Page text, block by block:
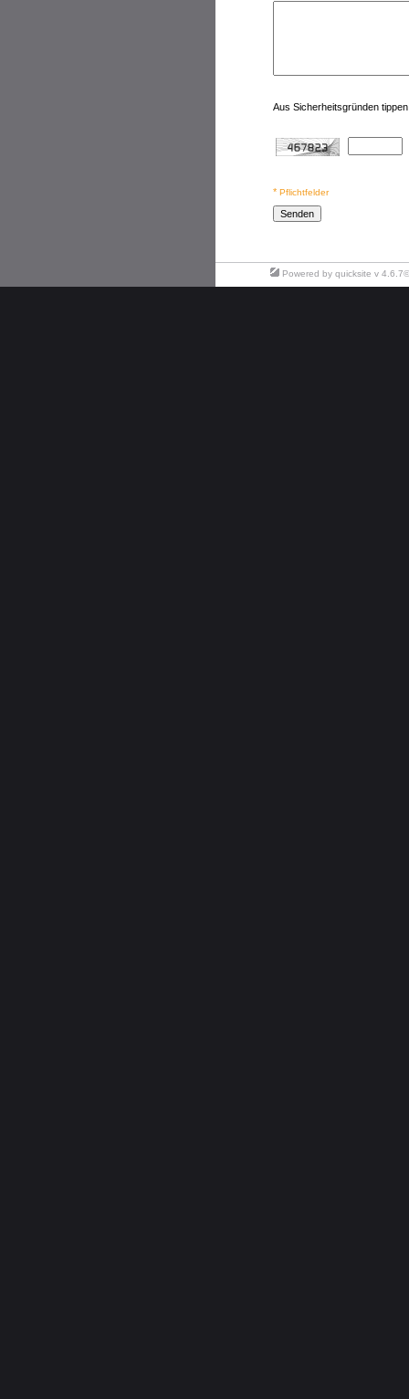
Aus Sicherheitsgründen
* Pflichtfelder
Powered by quicksite v